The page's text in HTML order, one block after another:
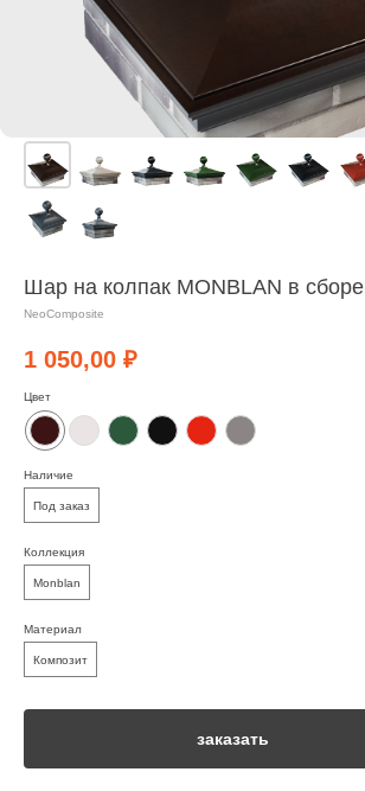
Шар на колпак MONBLAN в сборе
NeoComposite
1 050,00 ₽
Цвет
Наличие
Под заказ
Коллекция
Monblan
Материал
Композит
заказать